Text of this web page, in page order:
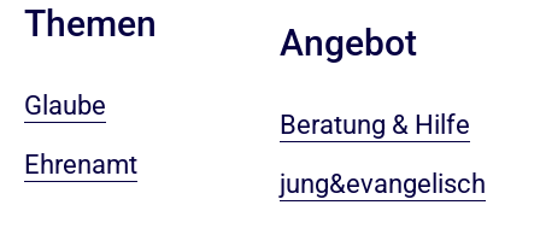
Themen
Glaube
Ehrenamt
Angebot
Beratung & Hilfe
jung&evangelisch